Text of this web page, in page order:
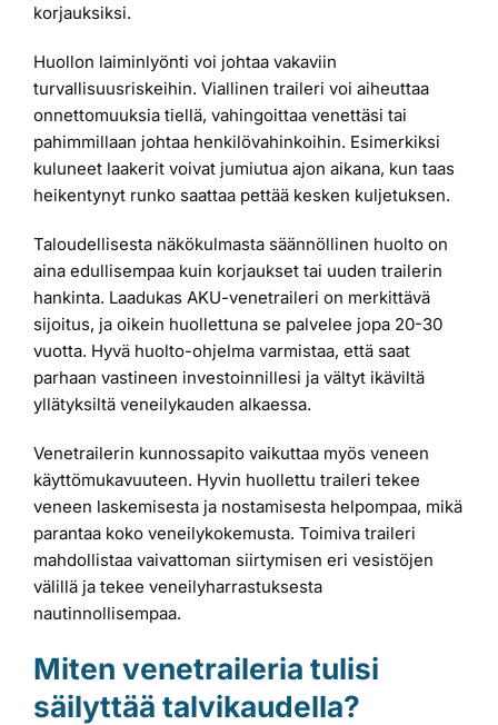
korjauksiksi.
Huollon laiminlyönti voi johtaa vakaviin
turvallisuusriskeihin. Viallinen traileri voi aiheuttaa
onnettomuuksia tiellä, vahingoittaa venettäsi tai
pahimmillaan johtaa henkilövahinkoihin. Esimerkiksi
kuluneet laakerit voivat jumiutua ajon aikana, kun taas
heikentynyt runko saattaa pettää kesken kuljetuksen.
Taloudellisesta näkökulmasta säännöllinen huolto on
aina edullisempaa kuin korjaukset tai uuden trailerin
hankinta. Laadukas AKU-venetraileri on merkittävä
sijoitus, ja oikein huollettuna se palvelee jopa 20-30
vuotta. Hyvä huolto-ohjelma varmistaa, että saat
parhaan vastineen investoinnillesi ja vältyt ikäviltä
yllätyksiltä veneilykauden alkaessa.
Venetrailerin kunnossapito vaikuttaa myös veneen
käyttömukavuuteen. Hyvin huollettu traileri tekee
veneen laskemisesta ja nostamisesta helpompaa, mikä
parantaa koko veneilykokemusta. Toimiva traileri
mahdollistaa vaivattoman siirtymisen eri vesistöjen
välillä ja tekee veneilyharrastuksesta
nautinnollisempaa.
Miten venetraileria tulisi
säilyttää talvikaudella?